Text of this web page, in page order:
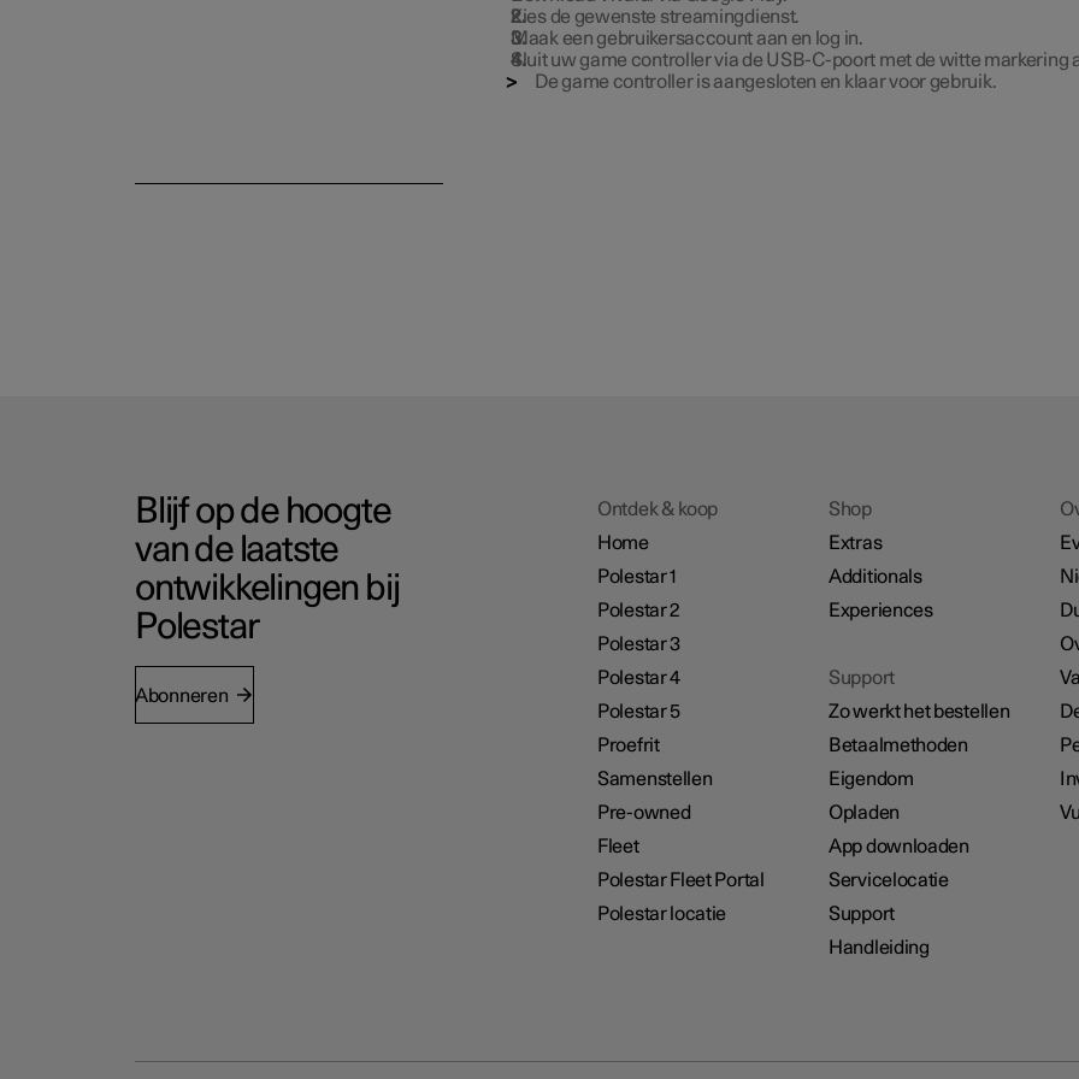
Kies de gewenste streamingdienst.
Maak een gebruikersaccount aan en log in.
Sluit uw game controller via de USB-C-poort met de witte markering
De game controller is aangesloten en klaar voor gebruik.
Blijf op de hoogte
van de laatste
ontwikkelingen bij
Polestar
Abonneren
Ontdek & koop
Home
Polestar 1
Polestar 2
Polestar 3
Polestar 4
Polestar 5
Proefrit
Samenstellen
Pre-owned
Fleet
Polestar Fleet Portal
Polestar locatie
Shop
Extras
Additionals
Experiences
Support
Zo werkt het bestellen
Betaalmethoden
Eigendom
Opladen
App downloaden
Servicelocatie
Support
Handleiding